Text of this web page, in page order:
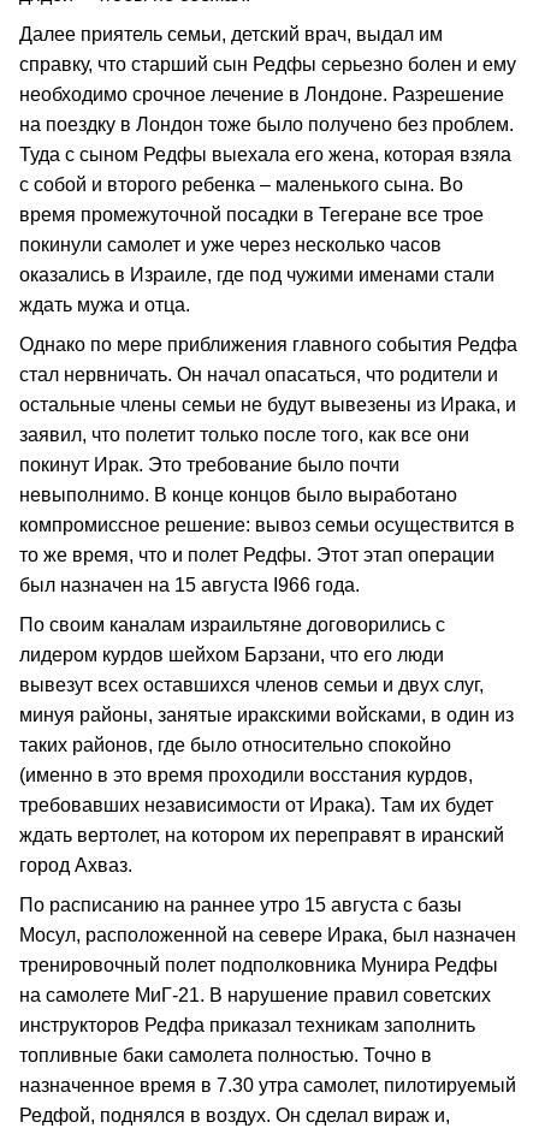
Далее приятель семьи, детский врач, выдал им
справку, что старший сын Редфы серьезно болен и ему
необходимо срочное лечение в Лондоне. Разрешение
на поездку в Лондон тоже было получено без проблем.
Туда с сыном Редфы выехала его жена, которая взяла
с собой и второго ребенка – маленького сына. Во
время промежуточной посадки в Тегеране все трое
покинули самолет и уже через несколько часов
оказались в Израиле, где под чужими именами стали
ждать мужа и отца.
Однако по мере приближения главного события Редфа
стал нервничать. Он начал опасаться, что родители и
остальные члены семьи не будут вывезены из Ирака, и
заявил, что полетит только после того, как все они
покинут Ирак. Это требование было почти
невыполнимо. В конце концов было выработано
компромиссное решение: вывоз семьи осуществится в
то же время, что и полет Редфы. Этот этап операции
был назначен на 15 августа І966 года.
По своим каналам израильтяне договорились с
лидером курдов шейхом Барзани, что его люди
вывезут всех оставшихся членов семьи и двух слуг,
минуя районы, занятые иракскими войсками, в один из
таких районов, где было относительно спокойно
(именно в это время проходили восстания курдов,
требовавших независимости от Ирака). Там их будет
ждать вертолет, на котором их переправят в иранский
город Ахваз.
По расписанию на раннее утро 15 августа с базы
Мосул, расположенной на севере Ирака, был назначен
тренировочный полет подполковника Мунира Редфы
на самолете МиГ-21. В нарушение правил советских
инструкторов Редфа приказал техникам заполнить
топливные баки самолета полностью. Точно в
назначенное время в 7.30 утра самолет, пилотируемый
Редфой, поднялся в воздух. Он сделал вираж и,